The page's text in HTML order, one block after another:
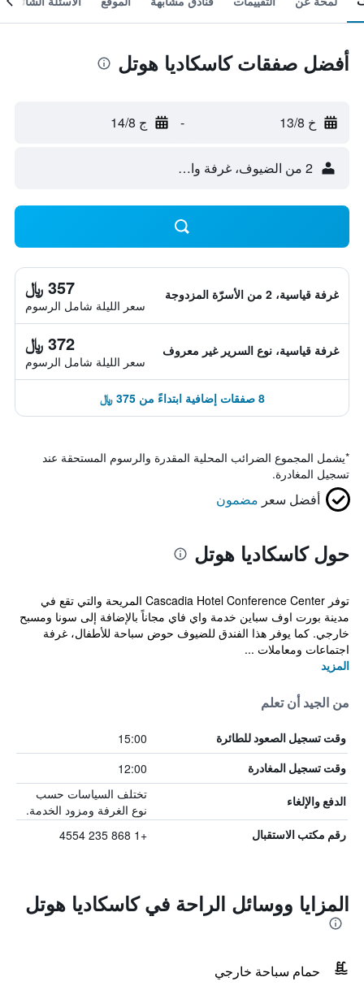
أفضل صفقات كاسكاديا هوتل
خ 13/8 - ج 14/8
2 من الضيوف، غرفة واحدة
غرفة قياسية، 2 من الأسرّة المزدوجة 357 ﷼
سعر الليلة شامل الرسوم
غرفة قياسية، نوع السرير غير معروف 372 ﷼
سعر الليلة شامل الرسوم
8 صفقات إضافية ابتداءً من 375 ﷼
*يشمل المجموع الضرائب المحلية المقدرة والرسوم المستحقة عند
تسجيل المغادرة.
أفضل سعر مضمون
حول كاسكاديا هوتل
توفر Cascadia Hotel Conference Center المريحة والتي تقع في
مدينة بورت اوف سباين خدمة واي فاي مجاناً بالإضافة إلى سونا ومسبح
خارجي. كما يوفر هذا الفندق للضيوف حوض سباحة للأطفال، غرفة
اجتماعات ومعاملات ...
المزيد
من الجيد أن تعلم
وقت تسجيل الصعود للطائرة 15:00
وقت تسجيل المغادرة 12:00
الدفع والإلغاء
تختلف السياسات حسب
نوع الغرفة ومزود الخدمة.
رقم مكتب الاستقبال +1 868 235 4554
المزايا ووسائل الراحة في كاسكاديا هوتل
حمام سباحة خارجي